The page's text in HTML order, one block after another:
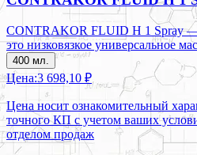
CONTRAKOR FLUID H 1 Spray
это низковязкое универсальное
400 мл.
Цена:3 698,10 ₽
Цена носит ознакомительный
точного КП с учетом ваших
отделом продаж